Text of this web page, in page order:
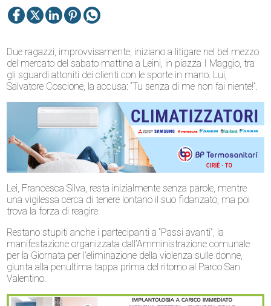
Due ragazzi, improvvisamente, iniziano a litigare nel bel mezzo
del mercato del sabato mattina a Leini, in piazza I Maggio, tra
gli sguardi attoniti dei clienti con le sporte in mano. Lui,
Salvatore Coscione, la accusa: “Tu senza di me non fai niente!”.
Lei, Francesca Silva, resta inizialmente senza parole, mentre
una vigilessa cerca di tenere lontano il suo fidanzato, ma poi
trova la forza di reagire.
Restano stupiti anche i partecipanti a “Passi avanti”, la
manifestazione organizzata dall’Amministrazione comunale
per la Giornata per l’eliminazione della violenza sulle donne,
giunta alla penultima tappa prima del ritorno al Parco San
Valentino.